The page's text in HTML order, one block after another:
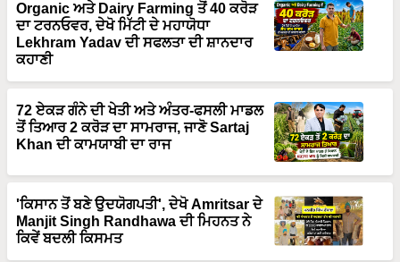
Organic ਅਤੇ Dairy Farming ਤੋਂ 40 ਕਰੋੜ
ਦਾ ਟਰਨਓਵਰ, ਦੇਖੋ ਮਿੱਟੀ ਦੇ ਮਹਾਯੋਧਾ
Lekhram Yadav ਦੀ ਸਫਲਤਾ ਦੀ ਸ਼ਾਨਦਾਰ
ਕਹਾਣੀ
72 ਏਕੜ ਗੰਨੇ ਦੀ ਖੇਤੀ ਅਤੇ ਅੰਤਰ-ਫਸਲੀ ਮਾਡਲ
ਤੋਂ ਤਿਆਰ 2 ਕਰੋੜ ਦਾ ਸਾਮਰਾਜ, ਜਾਣੋ Sartaj
Khan ਦੀ ਕਾਮਯਾਬੀ ਦਾ ਰਾਜ
'ਕਿਸਾਨ ਤੋਂ ਬਣੇ ਉਦਯੋਗਪਤੀ', ਦੇਖੋ Amritsar ਦੇ
Manjit Singh Randhawa ਦੀ ਮਿਹਨਤ ਨੇ
ਕਿਵੇਂ ਬਦਲੀ ਕਿਸਮਤ